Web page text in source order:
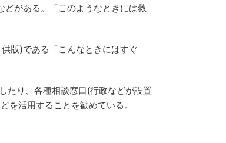
がある。「このようなときには救
版)である「こんなときにはすぐ
たり、各種相談窓口(行政などが設置
を活用することを勧めている。